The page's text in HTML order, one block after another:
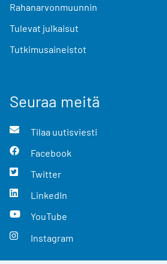
Rahanarvonmuunnin
Tulevat julkaisut
Tutkimusaineistot
Seuraa meitä
Tilaa uutisviesti
Facebook
Twitter
LinkedIn
YouTube
Instagram